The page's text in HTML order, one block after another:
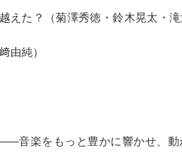
た？（菊澤秀徳・鈴木晃太・
由純）
音楽をもっと豊かに響かせ、